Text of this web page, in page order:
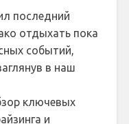
последний
отдыхать пока
событий,
в наш
ключевых
и